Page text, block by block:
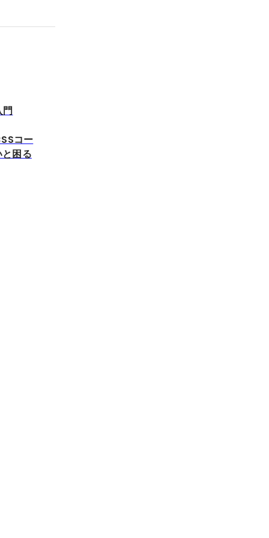
コー
困る